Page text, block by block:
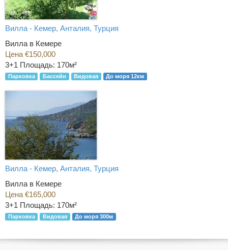
Вилла - Кемер, Анталия, Турция
Вилла в Кемере
Цена €150,000
3+1 Площадь: 170м²
Парковка Бассейн Видовая До моря 12км
Вилла - Кемер, Анталия, Турция
Вилла в Кемере
Цена €165,000
3+1 Площадь: 170м²
Парковка Видовая До моря 300м